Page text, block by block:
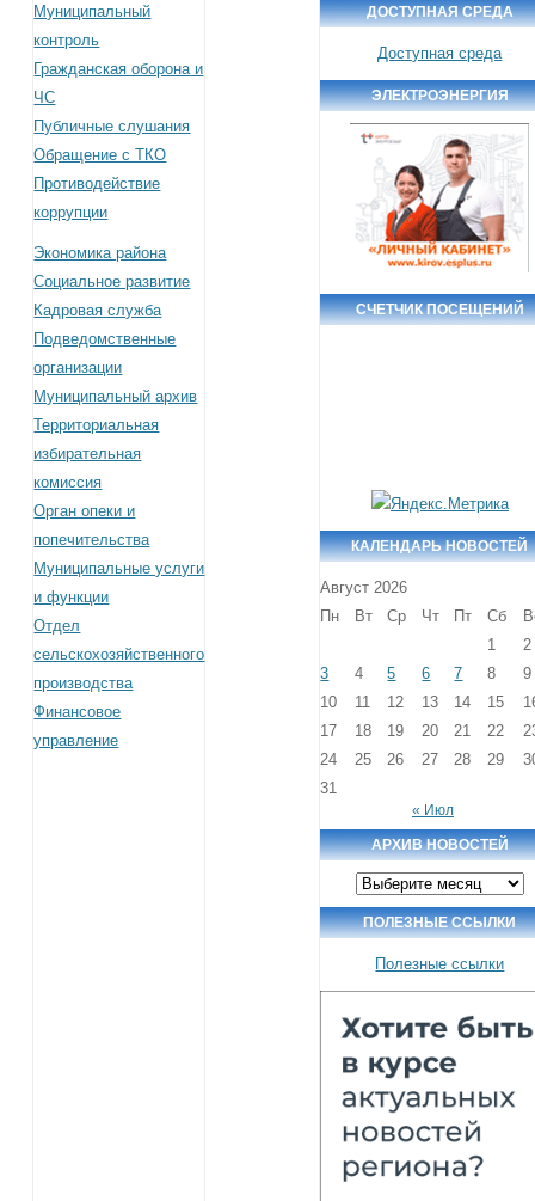
Муниципальный
контроль
Гражданская оборона и
ЧС
Публичные слушания
Обращение с ТКО
Противодействие
коррупции
Экономика района
Социальное развитие
Кадровая служба
Подведомственные
организации
Муниципальный архив
Территориальная
избирательная
комиссия
Орган опеки и
попечительства
Муниципальные услуги
и функции
Отдел
сельскохозяйственного
производства
Финансовое
управление
ДОСТУПНАЯ СРЕДА
Доступная среда
ЭЛЕКТРОЭНЕРГИЯ
СЧЕТЧИК ПОСЕЩЕНИЙ
КАЛЕНДАРЬ НОВОСТЕЙ
Август 2026
Пн
Вт Ср Чт Пт Сб
1
2
3
4 5 6 7 8
9
10
11 12 13 14 15
17
18 19 20 21 22
24
25 26 27 28 29
31
« Июл
АРХИВ НОВОСТЕЙ
Архив
новостей
ПОЛЕЗНЫЕ ССЫЛКИ
Полезные ссылки